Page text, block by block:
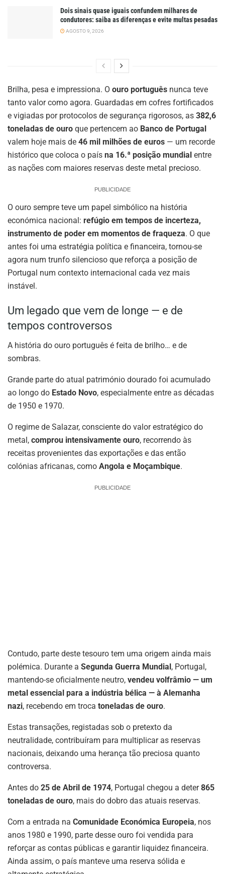
Dois sinais quase iguais confundem milhares de
condutores: saiba as diferenças e evite multas pesadas
AGOSTO 9, 2026
Brilha, pesa e impressiona. O ouro português nunca teve
tanto valor como agora. Guardadas em cofres fortificados
e vigiadas por protocolos de segurança rigorosos, as 382,6
toneladas de ouro que pertencem ao Banco de Portugal
valem hoje mais de 46 mil milhões de euros — um recorde
histórico que coloca o país na 16.ª posição mundial entre
as nações com maiores reservas deste metal precioso.
PUBLICIDADE
O ouro sempre teve um papel simbólico na história
económica nacional: refúgio em tempos de incerteza,
instrumento de poder em momentos de fraqueza. O que
antes foi uma estratégia política e financeira, tornou-se
agora num trunfo silencioso que reforça a posição de
Portugal num contexto internacional cada vez mais
instável.
Um legado que vem de longe — e de
tempos controversos
A história do ouro português é feita de brilho… e de
sombras.
Grande parte do atual património dourado foi acumulado
ao longo do Estado Novo, especialmente entre as décadas
de 1950 e 1970.
O regime de Salazar, consciente do valor estratégico do
metal, comprou intensivamente ouro, recorrendo às
receitas provenientes das exportações e das então
colónias africanas, como Angola e Moçambique.
PUBLICIDADE
Contudo, parte deste tesouro tem uma origem ainda mais
polémica. Durante a Segunda Guerra Mundial , Portugal,
mantendo-se oficialmente neutro, vendeu volfrâmio — um
metal essencial para a indústria bélica — à Alemanha
nazi, recebendo em troca toneladas de ouro.
Estas transações, registadas sob o pretexto da
neutralidade, contribuíram para multiplicar as reservas
nacionais, deixando uma herança tão preciosa quanto
controversa.
Antes do 25 de Abril de 1974, Portugal chegou a deter865
toneladas de ouro, mais do dobro das atuais reservas.
Com a entrada na Comunidade Económica Europeia, nos
anos 1980 e 1990, parte desse ouro foi vendida para
reforçar as contas públicas e garantir liquidez financeira.
Ainda assim, o país manteve uma reserva sólida e